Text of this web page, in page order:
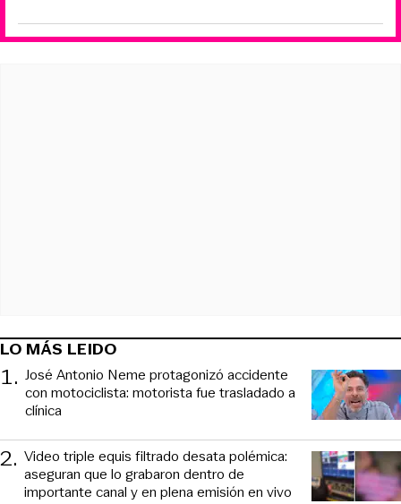
LO MÁS LEIDO
1. José Antonio Neme protagonizó accidente
con motociclista: motorista fue trasladado a
clínica
2. Video triple equis filtrado desata polémica:
aseguran que lo grabaron dentro de
importante canal y en plena emisión en vivo